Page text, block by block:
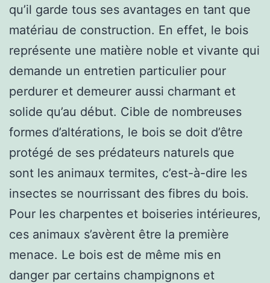
qu’il garde tous ses avantages en tant que
matériau de construction. En effet, le bois
représente une matière noble et vivante qui
demande un entretien particulier pour
perdurer et demeurer aussi charmant et
solide qu’au début. Cible de nombreuses
formes d’altérations, le bois se doit d’être
protégé de ses prédateurs naturels que
sont les animaux termites, c’est-à-dire les
insectes se nourrissant des fibres du bois.
Pour les charpentes et boiseries intérieures,
ces animaux s’avèrent être la première
menace. Le bois est de même mis en
danger par certains champignons et